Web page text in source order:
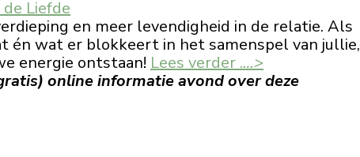
Liefde
en meer levendigheid in de relatie. Als
én wat er blokkeert in het samenspel van jullie,
energie ontstaan! Lees verder .…>
online informatie avond over deze